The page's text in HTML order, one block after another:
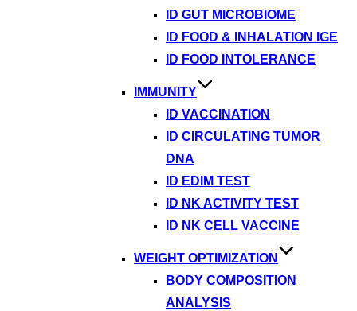
ID GUT MICROBIOME
ID FOOD & INHALATION IGE
ID FOOD INTOLERANCE
IMMUNITY
ID VACCINATION
ID CIRCULATING TUMOR
DNA
ID EDIM TEST
ID NK ACTIVITY TEST
ID NK CELL VACCINE
WEIGHT OPTIMIZATION
BODY COMPOSITION
ANALYSIS